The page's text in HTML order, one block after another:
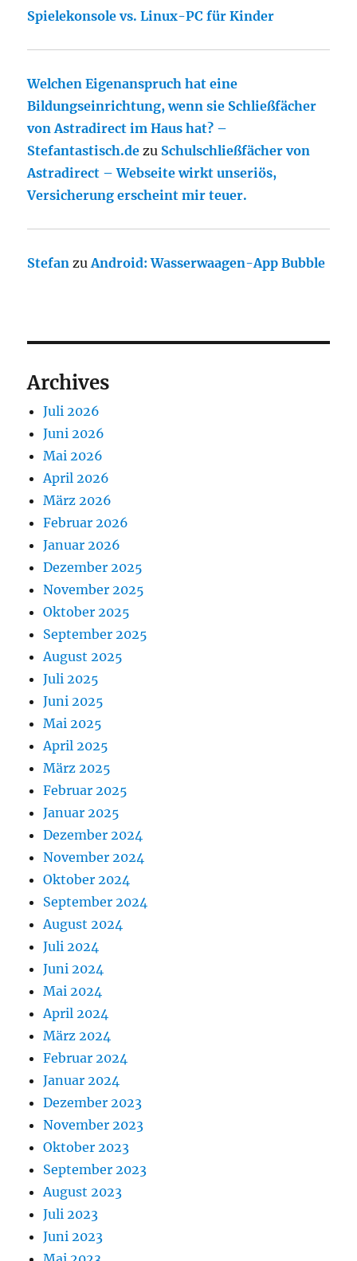
Spielekonsole vs. Linux-PC für Kinder
Welchen Eigenanspruch hat eine
Bildungseinrichtung, wenn sie Schließfächer
von Astradirect im Haus hat? –
Stefantastisch.de zu Schulschließfächer von
Astradirect – Webseite wirkt unseriös,
Versicherung erscheint mir teuer.
Stefan zuAndroid: Wasserwaagen-App Bubble
Archives
Juli 2026
Juni 2026
Mai 2026
April 2026
März 2026
Februar 2026
Januar 2026
Dezember 2025
November 2025
Oktober 2025
September 2025
August 2025
Juli 2025
Juni 2025
Mai 2025
April 2025
März 2025
Februar 2025
Januar 2025
Dezember 2024
November 2024
Oktober 2024
September 2024
August 2024
Juli 2024
Juni 2024
Mai 2024
April 2024
März 2024
Februar 2024
Januar 2024
Dezember 2023
November 2023
Oktober 2023
September 2023
August 2023
Juli 2023
Juni 2023